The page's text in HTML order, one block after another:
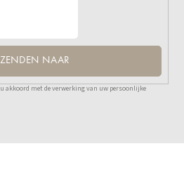
NAAR
akkoord met de verwerking van uw persoonlijke